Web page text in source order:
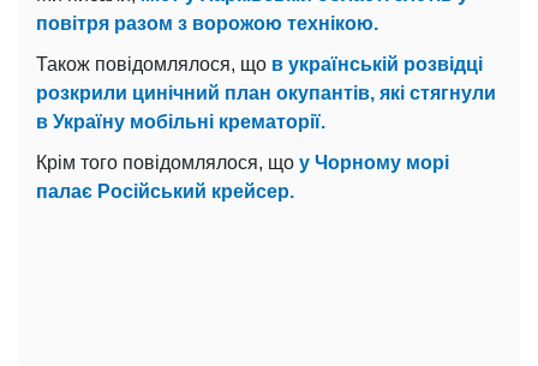
повітря разом з ворожою технікою.
Також повідомлялося, що в українській розвідці
розкрили цинічний план окупантів, які стягнули
в Україну мобільні крематорії.
Крім того повідомлялося, що у Чорному морі
палає Російський крейсер.